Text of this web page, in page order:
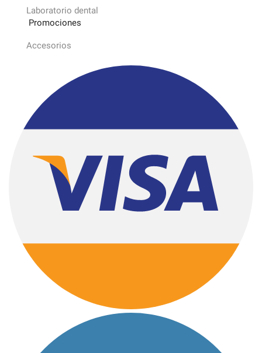
Laboratorio dental
Promociones
Accesorios